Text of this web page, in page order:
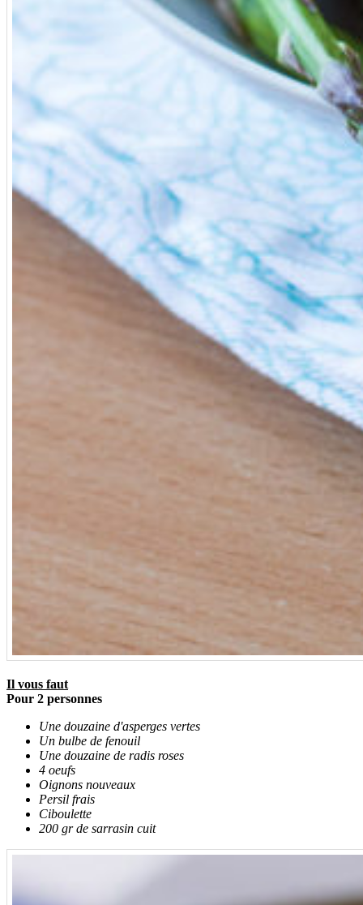
Il vous faut
Pour 2 personnes
Une douzaine d'asperges vertes
Un bulbe de fenouil
Une douzaine de radis roses
4 oeufs
Oignons nouveaux
Persil frais
Ciboulette
200 gr de sarrasin cuit